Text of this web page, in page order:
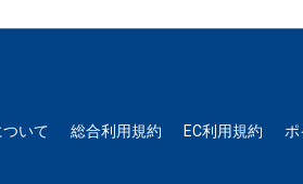
いて 総合利用規約 EC利用規約 ポ